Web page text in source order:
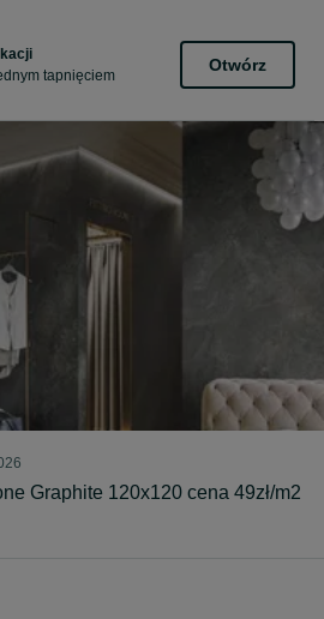
tapnięciem
Otwórz
Graphite 120x120 cena 49zł/m2